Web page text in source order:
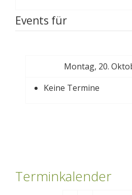
Events für
Montag, 20.
Keine Termine
Terminkalender